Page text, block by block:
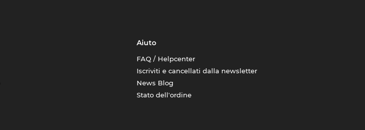
Aiuto
FAQ / Helpcenter
Iscriviti e cancellati dalla newsletter
News Blog
Stato dell'ordine